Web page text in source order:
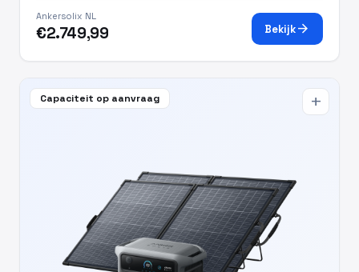
Ankersolix NL
€2.749,99 Bekijkarrow_forward
Capaciteit op aanvraag add